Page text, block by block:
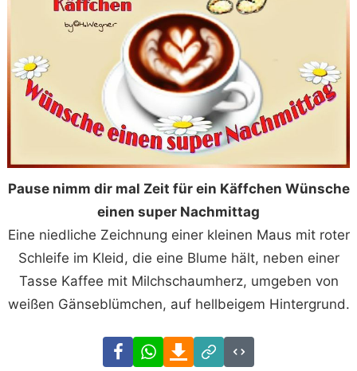
Pause nimm dir mal Zeit für ein Käffchen Wünsche
einen super Nachmittag
Eine niedliche Zeichnung einer kleinen Maus mit roter
Schleife im Kleid, die eine Blume hält, neben einer
Tasse Kaffee mit Milchschaumherz, umgeben von
weißen Gänseblümchen, auf hellbeigem Hintergrund.
FacebookWhatsAppDownload
Link
Code